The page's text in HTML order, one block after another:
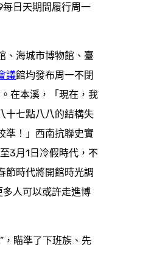
日天期間履行周一
、海城市博物館、臺
議館均發布周一不閉
在本溪，「現在，我
十七點八八的結構失
準！」西南抗聯史實
3月1日冷假時代，不
節時代將開館時光調
人可以或許走進博
，瞄準了下班族、先